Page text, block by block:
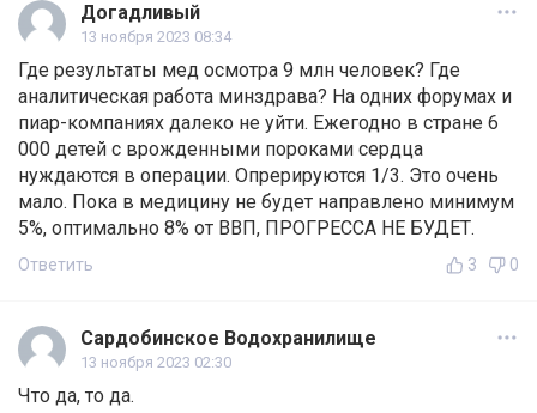
Догадливый
13 ноября 2023 08:34
Где результаты мед осмотра 9 млн человек? Где
аналитическая работа минздрава? На одних форумах и
пиар-компаниях далеко не уйти. Ежегодно в стране 6
000 детей с врожденными пороками сердца
нуждаются в операции. Опрерируются 1/3. Это очень
мало. Пока в медицину не будет направлено минимум
5%, оптимально 8% от ВВП, ПРОГРЕССА НЕ БУДЕТ.
Ответить 3 0
Сардобинское Водохранилище
13 ноября 2023 02:30
Что да, то да.